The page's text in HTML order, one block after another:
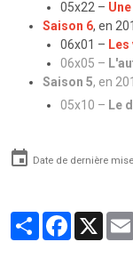
05x22 –
Saison 6, en
06x01 –
06x05 –
Saison 5, en
05x10 – Le
Date de dernière
PartagerFacebook
X